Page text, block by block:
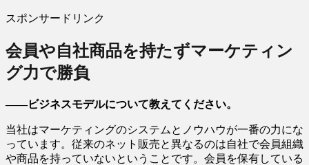
スポンサードリンク
会員や自社商品を持たずマーケティン
グ力で勝負
――ビジネスモデルについて教えてください。
当社はマーケティングのシステムとノウハウが一番の力にな
っています。従来のネット販売と異なるのは自社で会員組織
や商品を持っていないということです。会員を保有している